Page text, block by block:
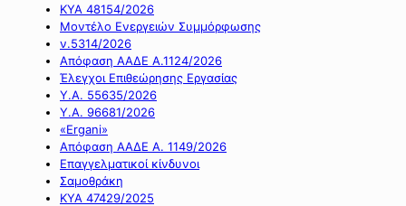
ΚΥΑ 48154/2026
Μοντέλο Ενεργειών Συμμόρφωσης
ν.5314/2026
Απόφαση ΑΑΔΕ Α.1124/2026
Έλεγχοι Επιθεώρησης Εργασίας
Υ.Α. 55635/2026
Υ.Α. 96681/2026
«Ergani»
Απόφαση ΑΑΔΕ Α. 1149/2026
Επαγγελματικοί κίνδυνοι
Σαμοθράκη
ΚΥΑ 47429/2025